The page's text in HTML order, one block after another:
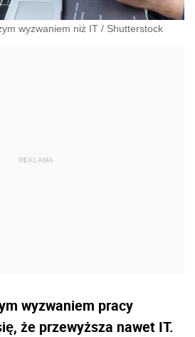
wyzwaniem niż IT / Shutterstock
wyzwaniem pracy
że przewyższa nawet IT.